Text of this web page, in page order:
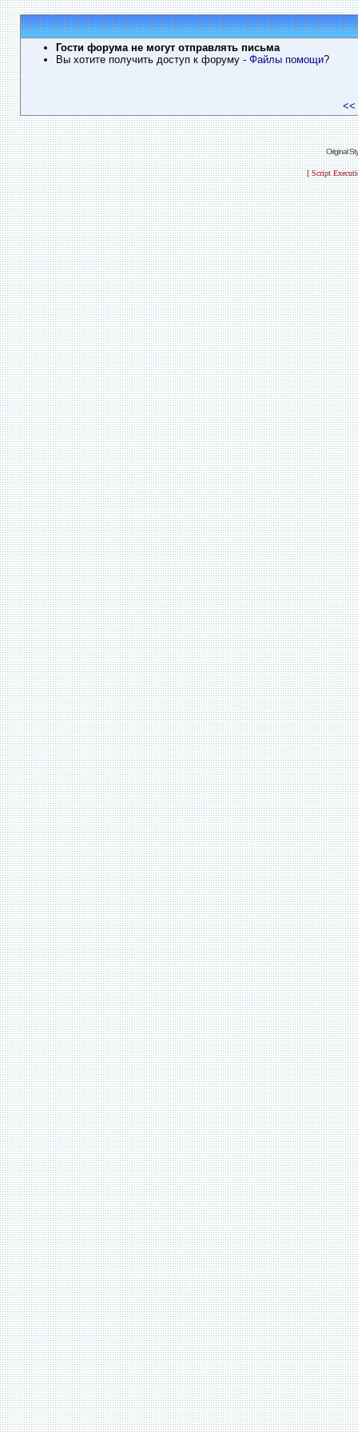
Гости форума не могут отправлять письма
Вы хотите получить доступ к форуму - Файлы помощи?
<<
Original
[ Script